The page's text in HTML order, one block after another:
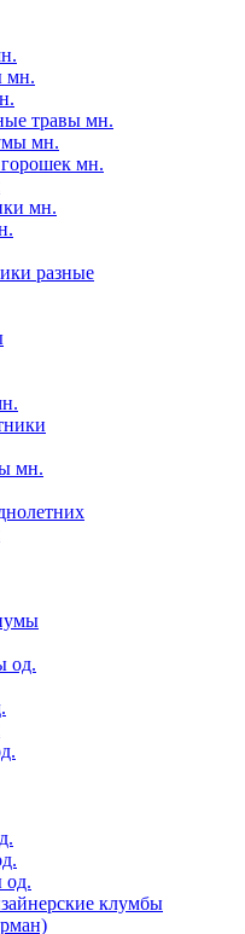
мн.
травы мн.
мн.
мн.
мн.
разные
мн.
од.
од.
клумбы